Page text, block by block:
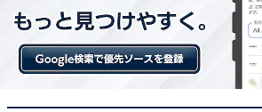
2WAYで使える便利なリールスト